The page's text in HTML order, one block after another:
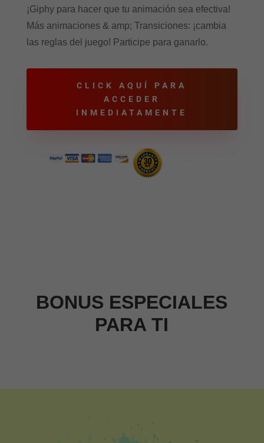
¡Giphy para hacer que tu animación sea efectiva!
Más animaciones & amp; Transiciones: ¡cambia
las reglas del juego! Participe para ganarlo.
CLICK AQUÍ PARA
ACCEDER
INMEDIATAMENTE
BONUS ESPECIALES
PARA TI